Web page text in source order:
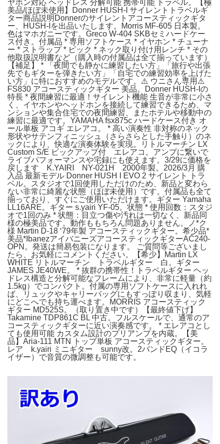
ヤホン対応 ヘッドレス 分解可能 携帯可能 トラベル。【極
美品/ほぼ未使用】Donner HUSH-I サイレントトラベルギ
ター商品説明Donnerのサイレントアコースティックギタ
ー、HUSH-Iを出品いたします。Morris MF-605 日本製。
色はマホガニーです。Greco W-404 SKBセミハードケー
ス付き。付属品 * 専用ソフトケース * イヤホン * チューナ
ー * ストラップ * ピック * ネック取り付け用レンチ * その
他取扱説明書など（購入時の付属品は全て揃っています）
【補足】 * 「夜間でも静かに練習したい方」「旅行や出張
先でもギターを弾きたい方」「自宅での練習効率を上げた
い方」に特におすすめのモデルです。⚠️ ウニさん専用⚠️
FS830 アコースティックギター 美品。Donner HUSH-Iの
特長 * 夜間練習に最適！サイレント機能 生音が非常に小さ
く、イヤホンやヘッドホンを接続して練習できるため、マ
ンションや集合住宅での夜間練習、またホテルや移動中の
練習に最適です。YAMAHA fsx875c ハードケース付き オ
ール単板 アコギ エレアコ。 * 高い演奏性 非対称のネック
形状やサテンフィニッシュ（さらさらとした手触り）のネ
ックにより、快適な演奏体験を実現。リトルマーチン LX
Custom S/E ピックアップ付 エレアコ。アンプに繋いで
ライブパフォーマンスや宅録にも使えます。3/29に価格を
戻します K.YAIRI NY-021H 2000年製。2026/3月 購
入品 最新モデル Donner HUSH I EVO 2 サイレント トラ
ベル。スタジオで1回使用しただけのため、新品と変わら
ない非常に綺麗な状態（ほぼ未使用）です。付属品も全て
揃っており、すぐにご使用いただけます。ギター Yamaha
LL16ARE。ギター s.yairi YF-05。状態 * 使用回数：スタジ
オで1回のみ * 状態：目立つ傷や汚れは一切なく、新品同
様の極美品です。動作ももちろん問題ありません。ノ*ク
様 Martin D-18 ‘79年製 アコースティックギター。希少品*
美品*IbanezアイバニーズアコースティックギターAC240-
OPN。発送は簡易包装になります。 ご質問等ございまし
たら、お気軽にコメントください。【希少】Martin LX
WHITE リトルマーチン トラベルギター 白。ギター
JAMES JE40WE。 * 抜群の携帯性！トラベルギター ヘッ
ドレス構造と分解可能なフレームにより、非常に軽量（約
1.5kg）でコンパクト。付属の専用ソフトケースに入れれ
ば、リュックやキャリーバッグにもすっぽり収まり、気軽
にどこへでも持ち運べます。MORRIS アコースティック
ギター MD525S。（取り置き中です）【最終値下げ】
Takamine TDP861C BL 中古。フルスケールで、通常のア
コースティックギターに近い演奏感です。 * エレアコとし
ても使用可能 カスタム設計のプリアンプを内蔵。【美
品】Aria-111 MTN トップ単板 アコースティックギター。
レア k.yairi ミニギター sunny改。2バンドEQ（イコラ
イザー）で音質の微調整も可能です。